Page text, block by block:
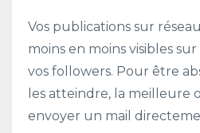
Vos publications sur
moins en moins visibles
vos followers. Pour être
les atteindre, la meilleure
envoyer un mail